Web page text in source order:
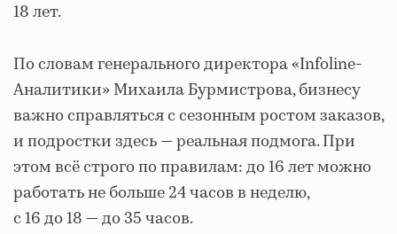
18 лет.
По словам генерального директора «Infoline-
Аналитики» Михаила Бурмистрова, бизнесу
важно справляться с сезонным ростом заказов,
и подростки здесь — реальная подмога. При
этом всё строго по правилам: до 16 лет можно
работать не больше 24 часов в неделю,
с 16 до 18 — до 35 часов.